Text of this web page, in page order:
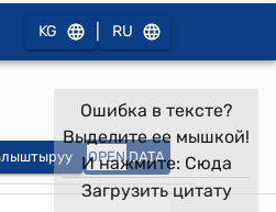
KG RU
OPEN DATA
Ошибка в тексте?
Выделите ее мышкой!
И нажмите: Сюда
Загрузить цитату